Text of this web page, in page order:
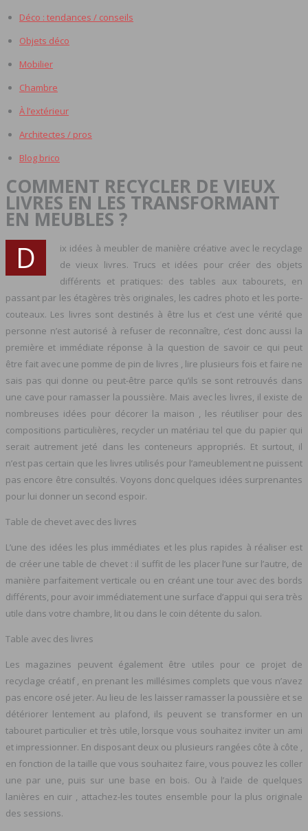
Déco : tendances / conseils
Objets déco
Mobilier
Chambre
À l’extérieur
Architectes / pros
Blog brico
COMMENT RECYCLER DE VIEUX
LIVRES EN LES TRANSFORMANT
EN MEUBLES ?
D
ix idées à meubler de manière créative avec le recyclage
de vieux livres. Trucs et idées pour créer des objets
différents et pratiques: des tables aux tabourets, en
passant par les étagères très originales, les cadres photo et les porte-
couteaux. Les livres sont destinés à être lus et c’est une vérité que
personne n’est autorisé à refuser de reconnaître, c’est donc aussi la
première et immédiate réponse à la question de savoir ce qui peut
être fait avec une pomme de pin de livres , lire plusieurs fois et faire ne
sais pas qui donne ou peut-être parce qu’ils se sont retrouvés dans
une cave pour ramasser la poussière. Mais avec les livres, il existe de
nombreuses idées pour décorer la maison , les réutiliser pour des
compositions particulières, recycler un matériau tel que du papier qui
serait autrement jeté dans les conteneurs appropriés. Et surtout, il
n’est pas certain que les livres utilisés pour l’ameublement ne puissent
pas encore être consultés. Voyons donc quelques idées surprenantes
pour lui donner un second espoir.
Table de chevet avec des livres
L’une des idées les plus immédiates et les plus rapides à réaliser est
de créer une table de chevet : il suffit de les placer l’une sur l’autre, de
manière parfaitement verticale ou en créant une tour avec des bords
différents, pour avoir immédiatement une surface d’appui qui sera très
utile dans votre chambre, lit ou dans le coin détente du salon.
Table avec des livres
Les magazines peuvent également être utiles pour ce projet de
recyclage créatif , en prenant les millésimes complets que vous n’avez
pas encore osé jeter. Au lieu de les laisser ramasser la poussière et se
détériorer lentement au plafond, ils peuvent se transformer en un
tabouret particulier et très utile, lorsque vous souhaitez inviter un ami
et impressionner. En disposant deux ou plusieurs rangées côte à côte ,
en fonction de la taille que vous souhaitez faire, vous pouvez les coller
une par une, puis sur une base en bois. Ou à l’aide de quelques
lanières en cuir , attachez-les toutes ensemble pour la plus originale
des sessions.